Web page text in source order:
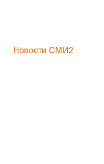
Новости СМИ2